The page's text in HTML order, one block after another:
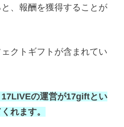
、報酬を獲得することが
クトギフトが含まれてい
の運営が17giftとい
れます。